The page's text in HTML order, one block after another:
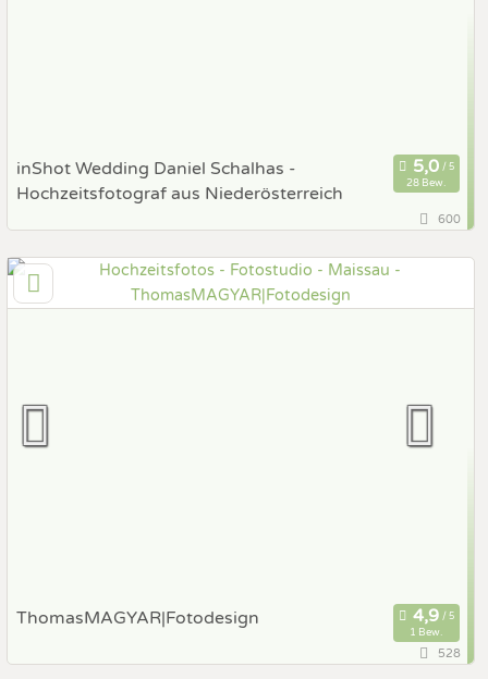
inShot Wedding Daniel Schalhas -
Hochzeitsfotograf aus Niederösterreich
28 Bew.
85 km(Entfernung von Maissau)
3300 Amstetten, Niederösterreich, Österreich
Art des Shootings:
Prewedding Shooting
600
ThomasMAGYAR|Fotodesign
1 Bew.
528